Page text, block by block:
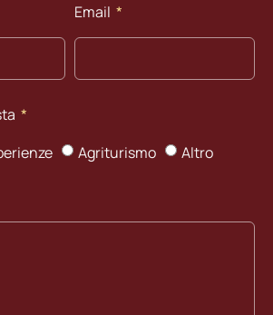
Email
Agriturismo Altro